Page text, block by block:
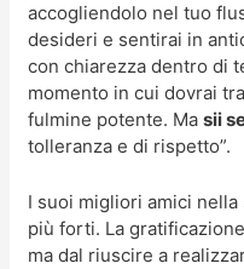
accogliendolo nel tuo
desideri e sentirai in
con chiarezza dentro di
momento in cui dovrai
fulmine potente. Masii
tolleranza e di rispetto”.
I suoi migliori amici
più forti. La
ma dal riuscire a